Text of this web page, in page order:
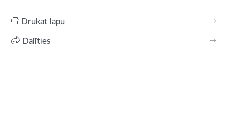
Drukāt lapu
Dalīties